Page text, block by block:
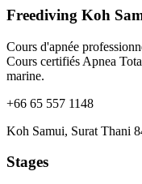
Freediving Koh
Cours d'apnée
Cours certifiés Apnea
marine.
+66 65 557 1148
Koh Samui, Surat Thani
Stages